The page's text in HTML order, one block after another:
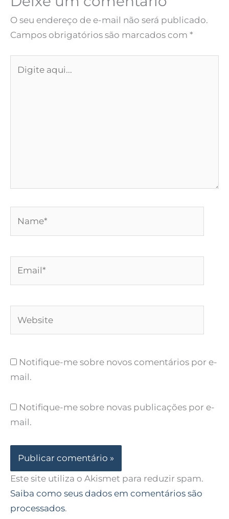
O seu endereço de e-mail não será publicado.
Campos obrigatórios são marcados com *
aqui...
Notifique-me sobre novos comentários por e-
mail.
Notifique-me sobre novas publicações por e-
mail.
Este site utiliza o Akismet para reduzir spam.
Saiba como seus dados em comentários são
processados.